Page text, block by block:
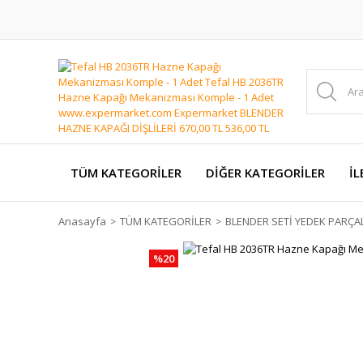
TÜM KATEGORİLER DİĞER KATEGORİLER
Anasayfa TÜM KATEGORİLER BLENDER SETİ YEDEK
%20